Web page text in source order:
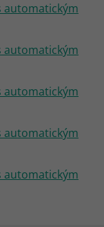
automatickým
automatickým
automatickým
automatickým
automatickým